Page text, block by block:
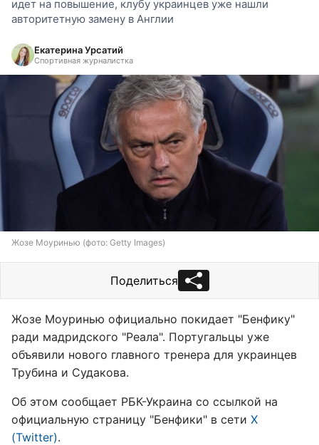
идет на повышение, клубу украинцев уже нашли
авторитетную замену в Англии
Екатерина Урсатий
Спортивная журналистка
Жозе Моуринью (фото: Getty Images)
Поделиться
Жозе Моуринью официально покидает "Бенфику"
ради мадридского "Реала". Португальцы уже
объявили нового главного тренера для украинцев
Трубина и Судакова.
Об этом сообщает РБК-Украина со ссылкой на
официальную страницу "Бенфики" в сети X
(Twitter).